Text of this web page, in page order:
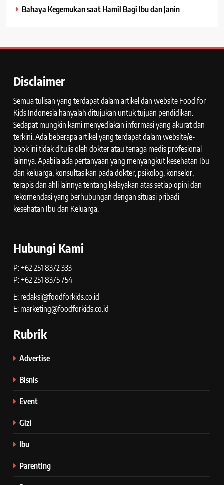
Bahaya Kegemukan saat Hamil Bagi Ibu dan Janin
Disclaimer
Semua tulisan yang terdapat dalam artikel dan website Food for
Kids Indonesia hanyalah ditujukan untuk tujuan pendidikan.
Sedapat mungkin kami menyediakan informasi yang akurat dan
terkini. Ada beberapa artikel yang terdapat dalam website/e-
book ini tidak ditulis oleh dokter atau tenaga medis profesional
lainnya. Apabila ada pertanyaan yang menyangkut kesehatan Ibu
dan keluarga, konsultasikan pada dokter, psikolog, konselor,
terapis dan ahli lainnya tentang kelayakan atas setiap opini dan
rekomendasi yang berhubungan dengan situasi pribadi
kesehatan Ibu dan Keluarga.
Hubungi Kami
P: +62 251 8372 333
P: +62 251 8375 754
E: redaksi@foodforkids.co.id
E: marketing@foodforkids.co.id
Rubrik
Advertise
Bisnis
Event
Gizi
Ibu
Parenting